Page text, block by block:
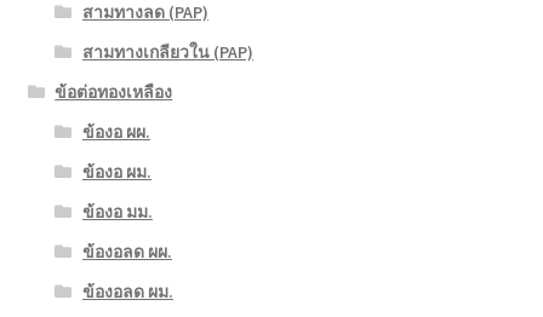
สามทางลด (PAP)
สามทางเกลียวใน (PAP)
ข้อต่อทองเหลือง
ข้องอ ผผ.
ข้องอ ผม.
ข้องอ มม.
ข้องอลด ผผ.
ข้องอลด ผม.